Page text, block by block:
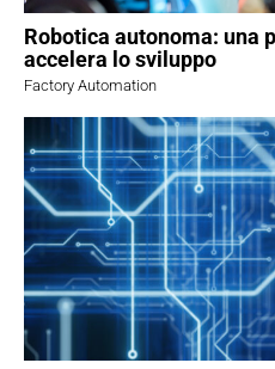
Robotica autonoma: una
accelera lo sviluppo
Factory Automation